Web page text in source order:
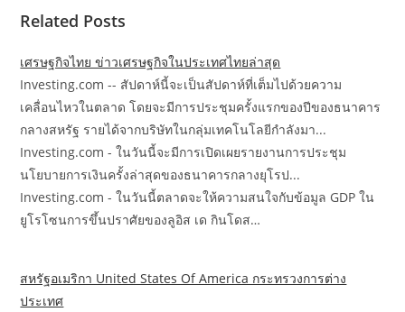
Related Posts
เศรษฐกิจไทย ข่าวเศรษฐกิจในประเทศไทยล่าสุด
Investing.com -- สัปดาห์นี้จะเป็นสัปดาห์ที่เต็มไปด้วยความ
เคลื่อนไหวในตลาด โดยจะมีการประชุมครั้งแรกของปีของธนาคาร
กลางสหรัฐ รายได้จากบริษัทในกลุ่มเทคโนโลยีกำลังมา...
Investing.com - ในวันนี้จะมีการเปิดเผยรายงานการประชุม
นโยบายการเงินครั้งล่าสุดของธนาคารกลางยุโรป...
Investing.com - ในวันนี้ตลาดจะให้ความสนใจกับข้อมูล GDP ใน
ยูโรโซนการขึ้นปราศัยของลูอิส เด กินโดส…
สหรัฐอเมริกา United States Of America กระทรวงการต่าง
ประเทศ